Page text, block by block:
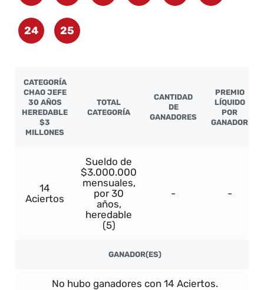
24 25
CATEGORÍA
CHAO JEFE
30 AÑOS
HEREDABLE
$3
MILLONES
TOTAL
CATEGORÍA
CANTIDAD
DE
GANADORES
PREMIO
LÍQUIDO
POR
GANADOR
14
Aciertos
Sueldo de
$3.000.000
mensuales,
por 30
años,
heredable
(5)
- -
GANADOR(ES)
No hubo ganadores con 14 Aciertos.